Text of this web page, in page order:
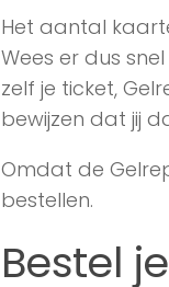
Het aantal
Wees er dus
zelf je ticket,
bewijzen dat jij
Omdat de
bestellen.
Bestel